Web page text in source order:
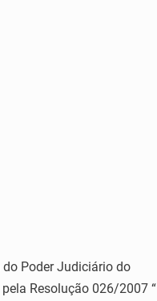
Poder Judiciário do
Resolução 026/2007 “